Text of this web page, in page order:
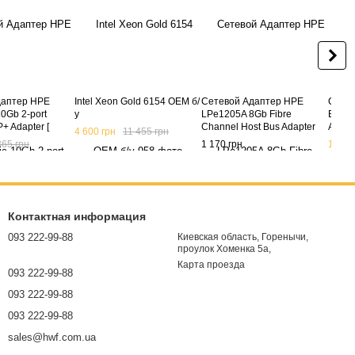
HPE
2-port
Adapter [
001 ]
грн
Intel Xeon Gold 6154 OEM б/
у
4 600 грн
11 455 грн
Сетевой Адаптер HPE
LPe1205A 8Gb Fibre
Channel Host Bus Adapter
for BladeSystem c-Class
659818-B21 (б/у)
1 170 грн
1 950
Контактная информация
093 222-99-88
093 222-99-88
093 222-99-88
093 222-99-88
sales@hwf.com.ua
Киевская область, Горенычи,
проулок Хоменка 5а,
Карта проезда